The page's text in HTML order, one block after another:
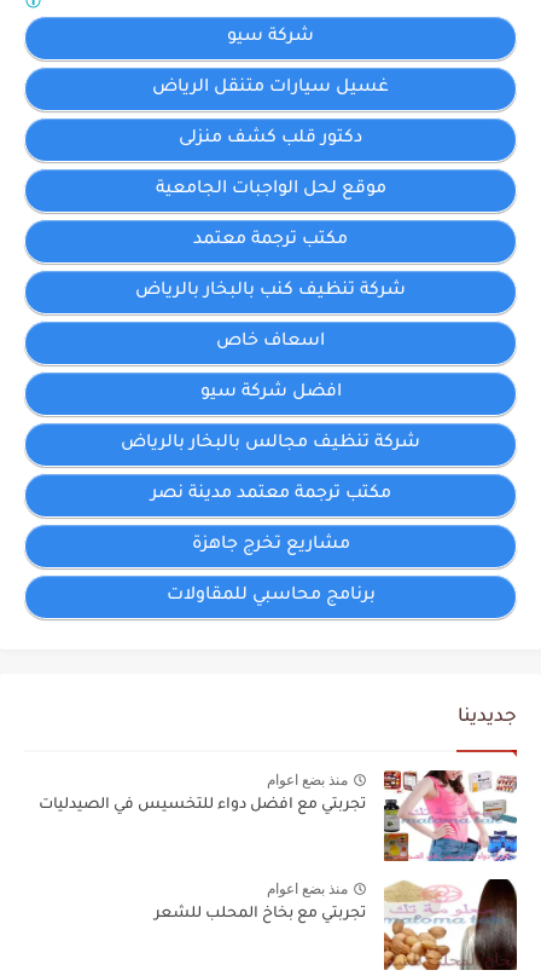
شركة سيو
غسيل سيارات متنقل الرياض
دكتور قلب كشف منزلى
موقع لحل الواجبات الجامعية
مكتب ترجمة معتمد
شركة تنظيف كنب بالبخار بالرياض
اسعاف خاص
افضل شركة سيو
شركة تنظيف مجالس بالبخار بالرياض
مكتب ترجمة معتمد مدينة نصر
مشاريع تخرج جاهزة
برنامج محاسبي للمقاولات
جديدينا
منذ بضع اعوام
تجربتي مع افضل دواء للتخسيس في الصيدليات
منذ بضع اعوام
تجربتي مع بخاخ المحلب للشعر